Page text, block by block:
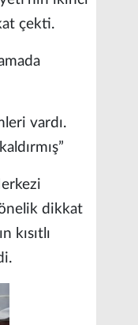
çekti.
vardı.
dikkat
kısıtlı